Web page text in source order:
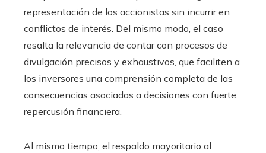
representación de los accionistas sin incurrir en
conflictos de interés. Del mismo modo, el caso
resalta la relevancia de contar con procesos de
divulgación precisos y exhaustivos, que faciliten a
los inversores una comprensión completa de las
consecuencias asociadas a decisiones con fuerte
repercusión financiera.
Al mismo tiempo, el respaldo mayoritario al